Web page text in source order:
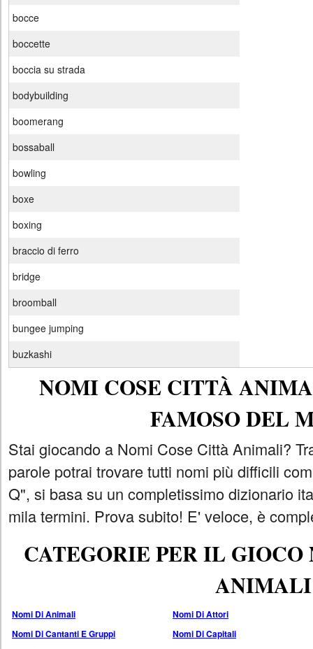
bocce
boccette
boccia su strada
bodybuilding
boomerang
bossaball
bowling
boxe
boxing
braccio di ferro
bridge
broomball
bungee jumping
buzkashi
NOMI COSE CITTÀ
FAMOSO DEL
Stai giocando a Nomi Cose Città Animali?
parole potrai trovare tutti nomi più difficili
Q", si basa su un completissimo dizionario
mila termini. Prova subito! E' veloce, è
CATEGORIE PER IL
ANIMALI
Nomi Di Animali
Nomi Di Attori
Nomi Di Cantanti E Gruppi
Nomi Di Capitali